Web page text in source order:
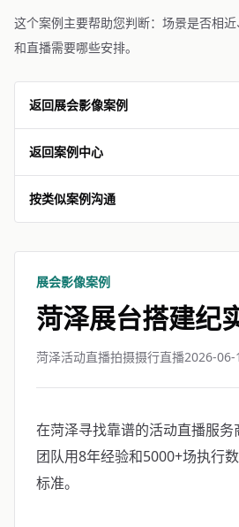
这个案例主要帮助您判断：场景是否相
和直播需要哪些安排。
返回展会影像案例
返回案例中心
按类似案例沟通
展会影像案例
菏泽展台搭建纪
菏泽活动直播拍摄摄行直播2026-06-
在菏泽寻找靠谱的活动直播服
团队用8年经验和5000+场执行
标准。